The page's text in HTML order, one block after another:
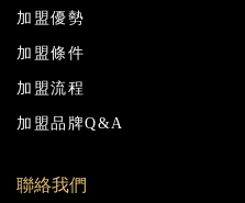
加盟優勢
加盟條件
加盟流程
加盟品牌Q&A
聯絡我們